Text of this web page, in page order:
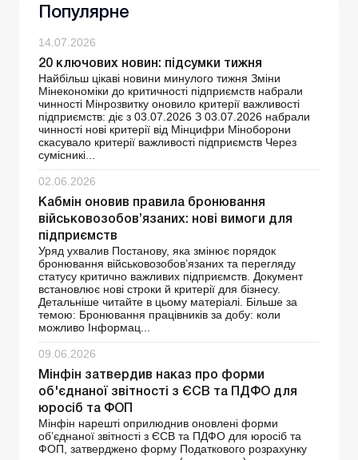
Популярне
14.07.2026
20 ключових новин: підсумки тижня
Найбільш цікаві новини минулого тижня Зміни
Мінекономіки до критичності підприємств набрали
чинності Мінрозвитку оновило критерії важливості
підприємств: діє з 03.07.2026 З 03.07.2026 набрали
чинності нові критерії від Мінцифри Міноборони
скасувало критерії важливості підприємств Через
сумісникі...
02.06.2026
Кабмін оновив правила бронювання
військовозобов’язаних: нові вимоги для
підприємств
Уряд ухвалив Постанову, яка змінює порядок
бронювання військовозобов’язаних та перегляду
статусу критично важливих підприємств. Документ
встановлює нові строки й критерії для бізнесу.
Детальніше читайте в цьому матеріалі. Більше за
темою: Бронювання працівників за добу: коли
можливо Інформац...
09.06.2026
Мінфін затвердив наказ про форми
об'єднаної звітності з ЄСВ та ПДФО для
юросіб та ФОП
Мінфін нарешті оприлюднив оновлені форми
об’єднаної звітності з ЄСВ та ПДФО для юросіб та
ФОП, затверджено форму Податкового розрахунку